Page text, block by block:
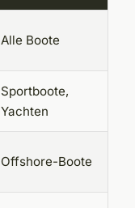
Alle Boote
Sportboote,
Yachten
Offshore-Boote